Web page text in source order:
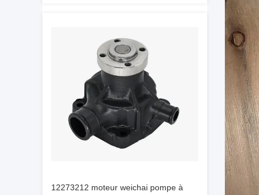
12273212 moteur weichai pompe à